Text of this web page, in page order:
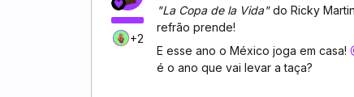
+2
"La Copa de la Vida"do Ricky
refrão prende!
E esse ano o México joga em casa! ​
é o ano que vai levar a taça?